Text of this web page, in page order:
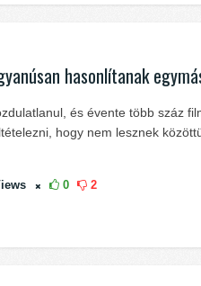
hasonlítanak
és évente több száz
hogy nem lesznek
0 2